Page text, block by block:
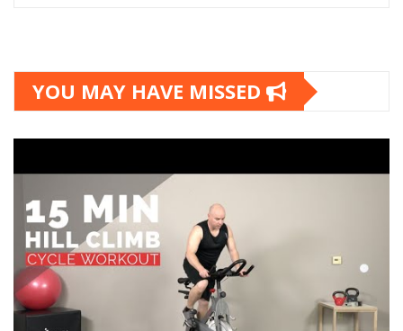
YOU MAY HAVE MISSED